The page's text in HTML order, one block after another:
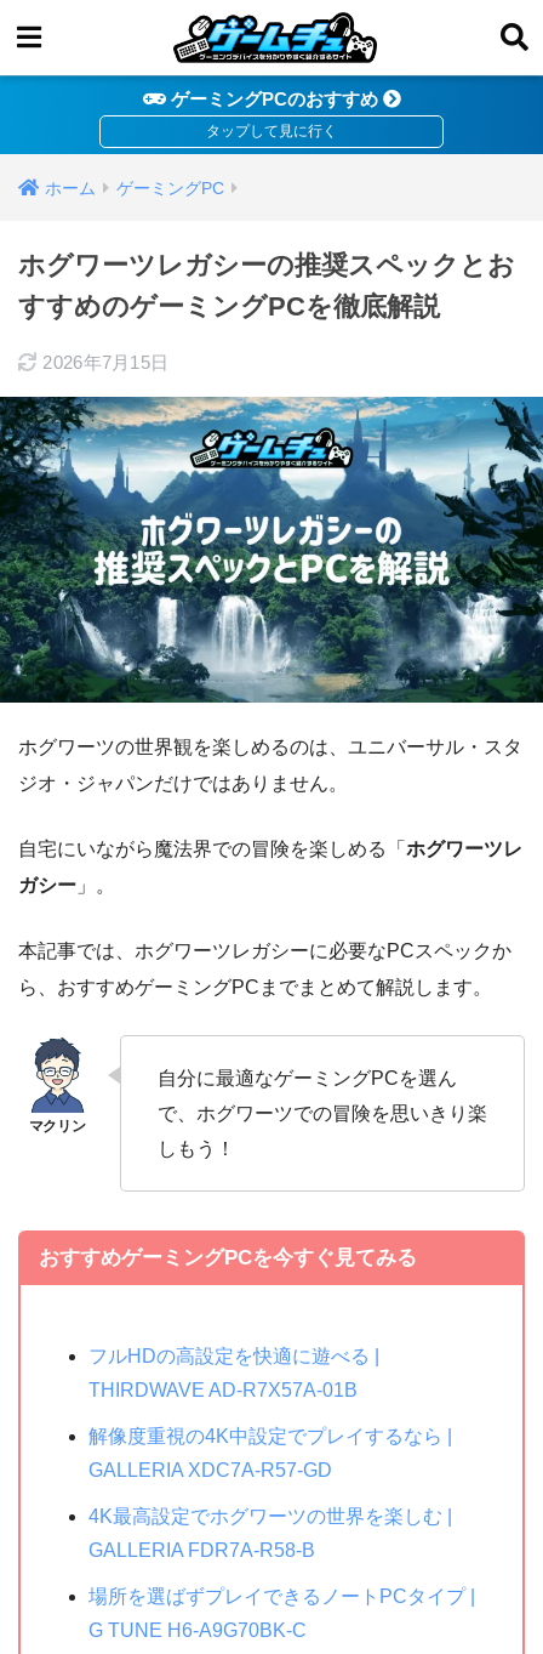
ゲーミングPCのおすすめ
ホーム ゲーミングPC
ホグワーツレガシーの推奨スペックとお
すすめのゲーミングPCを徹底解説
2026年7月15日
ホグワーツの世界観を楽しめるのは、ユニバーサル・スタ
ジオ・ジャパンだけではありません。
自宅にいながら魔法界での冒険を楽しめる「 ホグワーツレ
ガシー 」。
本記事では、ホグワーツレガシーに必要なPCスペックか
ら、おすすめゲーミングPCまでまとめて解説します。
自分に最適なゲーミングPCを選ん
で、ホグワーツでの冒険を思いきり楽
しもう！
おすすめゲーミングPCを今すぐ見てみる
フルHDの高設定を快適に遊べる |
THIRDWAVE AD-R7X57A-01B
解像度重視の4K中設定でプレイするなら |
GALLERIA XDC7A-R57-GD
4K最高設定でホグワーツの世界を楽しむ |
GALLERIA FDR7A-R58-B
場所を選ばずプレイできるノートPCタイプ |
G TUNE H6-A9G70BK-C